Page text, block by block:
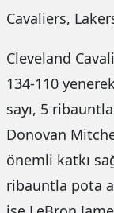
Cavaliers,
Cleveland
134-110
sayı, 5
Donovan
önemli katkı
ribauntla pota